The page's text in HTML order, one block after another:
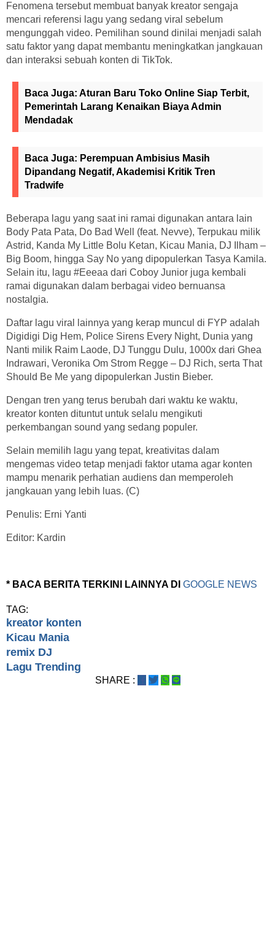
Fenomena tersebut membuat banyak kreator sengaja
mencari referensi lagu yang sedang viral sebelum
mengunggah video. Pemilihan sound dinilai menjadi salah
satu faktor yang dapat membantu meningkatkan jangkauan
dan interaksi sebuah konten di TikTok.
Baca Juga: Aturan Baru Toko Online Siap Terbit,
Pemerintah Larang Kenaikan Biaya Admin
Mendadak
Baca Juga: Perempuan Ambisius Masih
Dipandang Negatif, Akademisi Kritik Tren
Tradwife
Beberapa lagu yang saat ini ramai digunakan antara lain
Body Pata Pata, Do Bad Well (feat. Nevve), Terpukau milik
Astrid, Kanda My Little Bolu Ketan, Kicau Mania, DJ Ilham –
Big Boom, hingga Say No yang dipopulerkan Tasya Kamila.
Selain itu, lagu #Eeeaa dari Coboy Junior juga kembali
ramai digunakan dalam berbagai video bernuansa
nostalgia.
Daftar lagu viral lainnya yang kerap muncul di FYP adalah
Digidigi Dig Hem, Police Sirens Every Night, Dunia yang
Nanti milik Raim Laode, DJ Tunggu Dulu, 1000x dari Ghea
Indrawari, Veronika Om Strom Regge – DJ Rich, serta That
Should Be Me yang dipopulerkan Justin Bieber.
Dengan tren yang terus berubah dari waktu ke waktu,
kreator konten dituntut untuk selalu mengikuti
perkembangan sound yang sedang populer.
Selain memilih lagu yang tepat, kreativitas dalam
mengemas video tetap menjadi faktor utama agar konten
mampu menarik perhatian audiens dan memperoleh
jangkauan yang lebih luas. (C)
Penulis: Erni Yanti
Editor: Kardin
* BACA BERITA TERKINI LAINNYA DI GOOGLE NEWS
TAG:
kreator konten
Kicau Mania
remix DJ
Lagu Trending
SHARE :